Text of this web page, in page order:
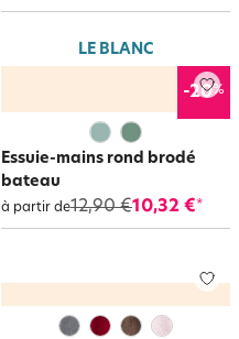
LE BLANC
-20%
Essuie-mains rond brodé
bateau
à partir de12,90 €10,32 €*